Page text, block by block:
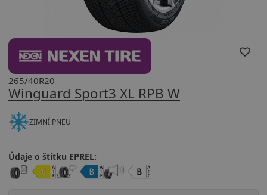
Winguard Sport3 XL RPB W
265/40R20
ZIMNÍ PNEU
Údaje o štítku EPREL: